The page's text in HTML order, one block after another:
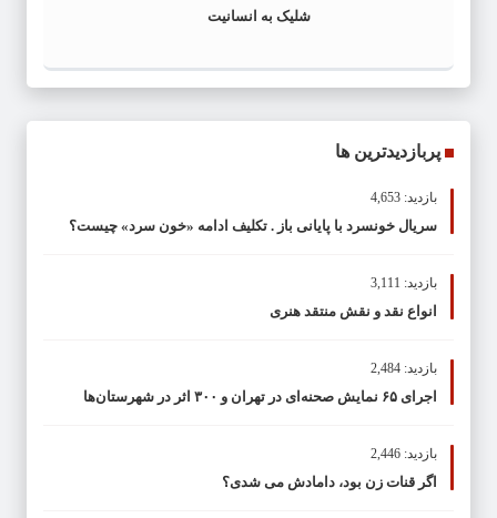
شلیک به انسانیت
پربازدیدترین ها
بازدید: 4,653
سریال خونسرد با پایانی باز . تکلیف ادامه «خون سرد» چیست؟
بازدید: 3,111
انواع نقد و نقش منتقد هنری
بازدید: 2,484
اجرای ۶۵ نمایش صحنه‌ای در تهران و ۳۰۰ اثر در شهرستان‌ها
بازدید: 2,446
اگر قنات زن بود، دامادش می شدی؟